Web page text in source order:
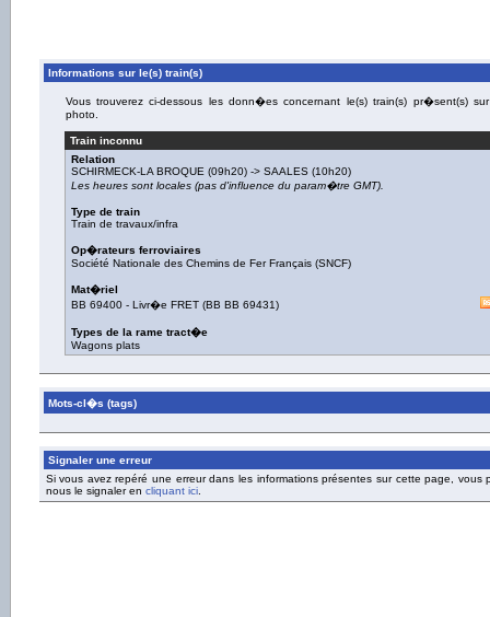
Informations sur le(s) train(s)
Vous trouverez ci-dessous les donn�es concernant le(s) train(s) pr�sent(s)
photo.
Train inconnu
Relation
SCHIRMECK-LA BROQUE (09h20) -> SAALES (10h20)
Les heures sont locales (pas d'influence du param�tre GMT).
Type de train
Train de travaux/infra
Op�rateurs ferroviaires
Société Nationale des Chemins de Fer Français (SNCF)
Mat�riel
BB 69400 - Livr�e FRET (BB BB 69431)
Types de la rame tract�e
Wagons plats
Mots-cl�s (tags)
Signaler une erreur
Si vous avez repéré une erreur dans les informations présentes sur cette page, vous
nous le signaler en cliquant ici.